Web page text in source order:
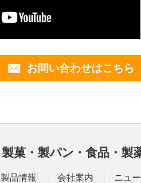
お問い合わせはこちら
製菓・製パン・食品・
製品情報 会社案内 ニュ